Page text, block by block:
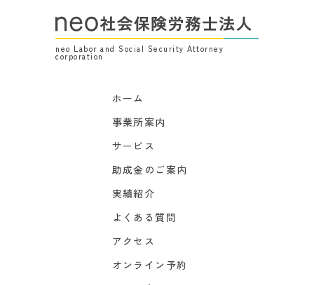
neo Labor and Social Security Attorney
corporation
ホーム
事業所案内
サービス
助成金のご案内
実績紹介
よくある質問
アクセス
オンライン予約